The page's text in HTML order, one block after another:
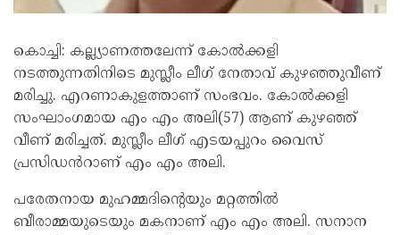
കൊച്ചി: കല്ല്യാണത്തലേന്ന് കോൽക്കളി
നടത്തുന്നതിനിടെ മുസ്ലീം ലീ​ഗ് നേതാവ് കുഴഞ്ഞുവീണ്
മരിച്ചു. എറണാകുളത്താണ് സംഭവം. കോൽക്കളി
സംഘാം​ഗമായ എം എം അലി(57) ആണ് കുഴഞ്ഞ്
വീണ് മരിച്ചത്. മുസ്ലീം ലീ​ഗ് എടയപ്പുറം വൈസ്
പ്രസിഡൻറാണ് എം എം അലി.
പരേതനായ മുഹമ്മദിൻ്റെയും മറ്റത്തിൽ
ബീരാമ്മയുടെയും മകനാണ് എം എം അലി. സനാന